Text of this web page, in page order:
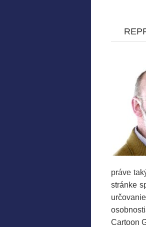
práve
stránke
Cartoon